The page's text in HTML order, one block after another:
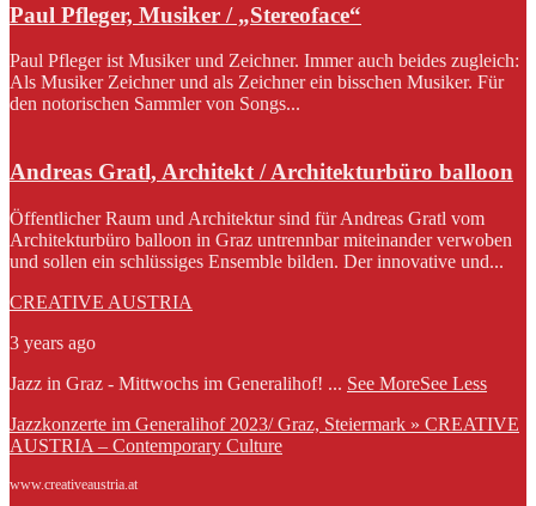
Paul Pfleger, Musiker / „Stereoface“
Paul Pfleger ist Musiker und Zeichner. Immer auch beides zugleich:
Als Musiker Zeichner und als Zeichner ein bisschen Musiker. Für
den notorischen Sammler von Songs...
Andreas Gratl, Architekt / Architekturbüro balloon
Öffentlicher Raum und Architektur sind für Andreas Gratl vom
Architekturbüro balloon in Graz untrennbar miteinander verwoben
und sollen ein schlüssiges Ensemble bilden. Der innovative und...
CREATIVE AUSTRIA
3 years ago
Jazz in Graz - Mittwochs im Generalihof! ... See MoreSee Less
Jazzkonzerte im Generalihof 2023/ Graz, Steiermark » CREATIVE
AUSTRIA – Contemporary Culture
www.creativeaustria.at